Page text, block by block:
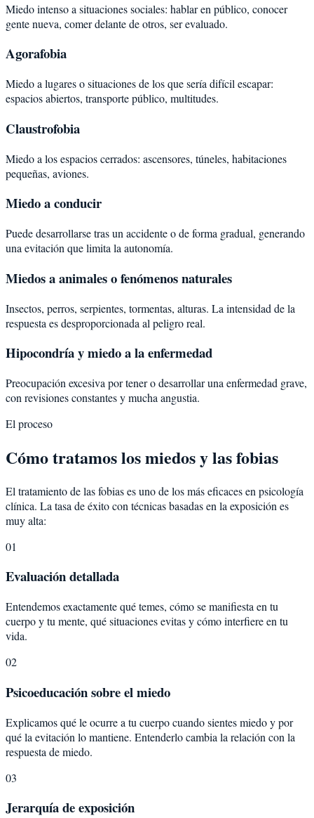
Miedo intenso a situaciones sociales: hablar en público, conocer
gente nueva, comer delante de otros, ser evaluado.
Agorafobia
Miedo a lugares o situaciones de los que sería difícil escapar:
espacios abiertos, transporte público, multitudes.
Claustrofobia
Miedo a los espacios cerrados: ascensores, túneles, habitaciones
pequeñas, aviones.
Miedo a conducir
Puede desarrollarse tras un accidente o de forma gradual, generando
una evitación que limita la autonomía.
Miedos a animales o fenómenos naturales
Insectos, perros, serpientes, tormentas, alturas. La intensidad de la
respuesta es desproporcionada al peligro real.
Hipocondría y miedo a la enfermedad
Preocupación excesiva por tener o desarrollar una enfermedad grave,
con revisiones constantes y mucha angustia.
El proceso
Cómo tratamos los miedos y las fobias
El tratamiento de las fobias es uno de los más eficaces en psicología
clínica. La tasa de éxito con técnicas basadas en la exposición es
muy alta:
01
Evaluación detallada
Entendemos exactamente qué temes, cómo se manifiesta en tu
cuerpo y tu mente, qué situaciones evitas y cómo interfiere en tu
vida.
02
Psicoeducación sobre el miedo
Explicamos qué le ocurre a tu cuerpo cuando sientes miedo y por
qué la evitación lo mantiene. Entenderlo cambia la relación con la
respuesta de miedo.
03
Jerarquía de exposición